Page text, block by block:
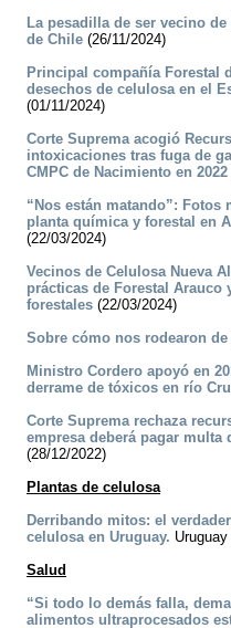
La pesadilla de ser vecino
de Chile (26/11/2024)
Principal compañía Forestal
desechos de celulosa en el
(01/11/2024)
Corte Suprema acogió
intoxicaciones tras fuga de
CMPC de Nacimiento en 2022
“Nos están matando”:
planta química y forestal en
(22/03/2024)
Vecinos de Celulosa Nueva
prácticas de Forestal
forestales (22/03/2024)
Sobre cómo nos rodearon
Ministro Cordero apoyó en
derrame de tóxicos en río
Corte Suprema rechaza
empresa deberá pagar multa
(28/12/2022)
Plantas de celulosa
Derribando mitos: el
celulosa en Uruguay.
Salud
“Si todo lo demás falla,
alimentos ultraprocesados